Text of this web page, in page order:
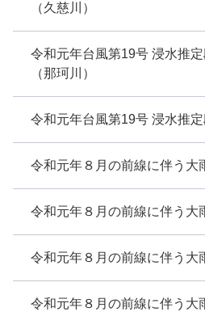
（久慈川）
令和元年台風第19号 浸水推
（那珂川）
令和元年台風第19号 浸水推
令和元年８月の前線に伴う大
令和元年８月の前線に伴う大
令和元年８月の前線に伴う大
令和元年８月の前線に伴う大